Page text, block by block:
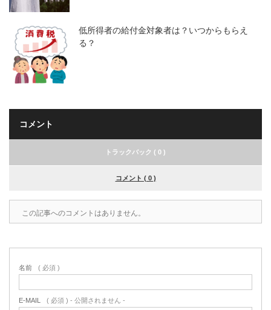
低所得者の給付金対象者は？いつからもらえ
る？
コメント
トラックバック ( 0 )
コメント ( 0 )
この記事へのコメントはありません。
名前 ( 必須 )
E-MAIL ( 必須 ) - 公開されません -